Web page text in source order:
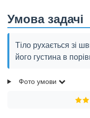
Умова задачі
Тіло рухається зі
його густина в
Фото умови